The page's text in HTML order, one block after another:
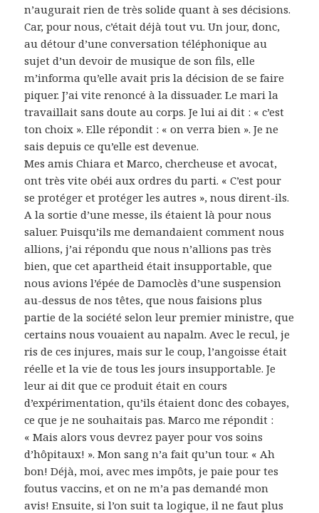
n’augurait rien de très solide quant à ses décisions.
Car, pour nous, c’était déjà tout vu. Un jour, donc,
au détour d’une conversation téléphonique au
sujet d’un devoir de musique de son fils, elle
m’informa qu’elle avait pris la décision de se faire
piquer. J’ai vite renoncé à la dissuader. Le mari la
travaillait sans doute au corps. Je lui ai dit : « c’est
ton choix ». Elle répondit : « on verra bien ». Je ne
sais depuis ce qu’elle est devenue.
Mes amis Chiara et Marco, chercheuse et avocat,
ont très vite obéi aux ordres du parti. « C’est pour
se protéger et protéger les autres », nous dirent-ils.
A la sortie d’une messe, ils étaient là pour nous
saluer. Puisqu’ils me demandaient comment nous
allions, j’ai répondu que nous n’allions pas très
bien, que cet apartheid était insupportable, que
nous avions l’épée de Damoclès d’une suspension
au-dessus de nos têtes, que nous faisions plus
partie de la société selon leur premier ministre, que
certains nous vouaient au napalm. Avec le recul, je
ris de ces injures, mais sur le coup, l’angoisse était
réelle et la vie de tous les jours insupportable. Je
leur ai dit que ce produit était en cours
d’expérimentation, qu’ils étaient donc des cobayes,
ce que je ne souhaitais pas. Marco me répondit :
« Mais alors vous devrez payer pour vos soins
d’hôpitaux! ». Mon sang n’a fait qu’un tour. « Ah
bon! Déjà, moi, avec mes impôts, je paie pour tes
foutus vaccins, et on ne m’a pas demandé mon
avis! Ensuite, si l’on suit ta logique, il ne faut plus